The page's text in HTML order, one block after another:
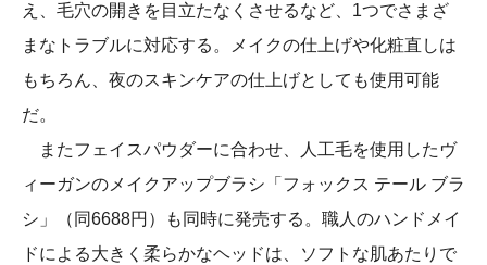
え、毛穴の開きを目立たなくさせるなど、1つでさまざ
まなトラブルに対応する。メイクの仕上げや化粧直しは
もちろん、夜のスキンケアの仕上げとしても使用可能
だ。
またフェイスパウダーに合わせ、人工毛を使用したヴ
ィーガンのメイクアップブラシ「フォックス テール ブラ
シ」（同6688円）も同時に発売する。職人のハンドメイ
ドによる大きく柔らかなヘッドは、ソフトな肌あたりで